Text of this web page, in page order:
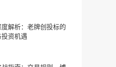
解析：老牌创投标的
资机遇